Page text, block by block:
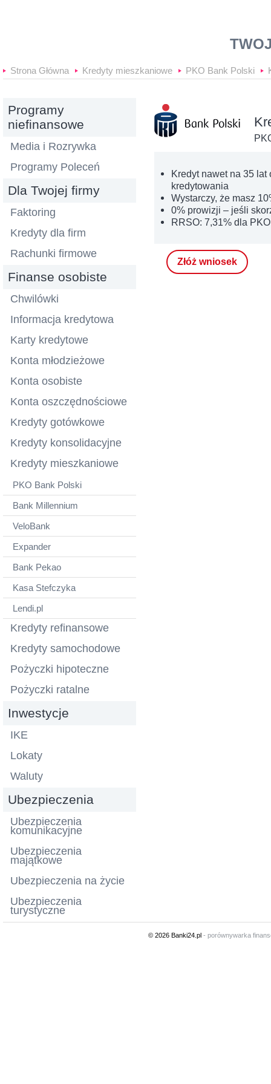
Strona Główna Kredyty mieszkaniowe PKO Bank Polski
Programy
niefinansowe
Media i Rozrywka
Programy Poleceń
Dla Twojej firmy
Faktoring
Kredyty dla firm
Rachunki firmowe
Finanse osobiste
Chwilówki
Informacja kredytowa
Karty kredytowe
Konta młodzieżowe
Konta osobiste
Konta oszczędnościowe
Kredyty gotówkowe
Kredyty konsolidacyjne
Kredyty mieszkaniowe
PKO Bank Polski
Bank Millennium
VeloBank
Expander
Bank Pekao
Kasa Stefczyka
Lendi.pl
Kredyty refinansowe
Kredyty samochodowe
Pożyczki hipoteczne
Pożyczki ratalne
Inwestycje
IKE
Lokaty
Waluty
Ubezpieczenia
Ubezpieczenia
komunikacyjne
Ubezpieczenia
majątkowe
Ubezpieczenia na życie
Ubezpieczenia
turystyczne
Kredyt nawet na 35
kredytowania
Wystarczy, że masz
0% prowizji – jeśli
RRSO: 7,31% dla
Złóż wniosek
© 2026 Banki24.pl - porównywarka